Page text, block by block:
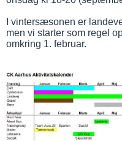
I vintersæsonen er
men vi starter som regel
omkring 1. februar.